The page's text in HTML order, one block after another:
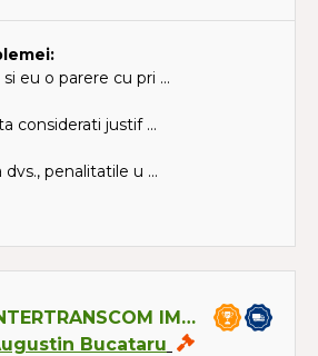
eu o parere cu pri ...
considerati justif ...
penalitatile u ...
INTERTRANSCOM IMPEX SRL
Bucataru